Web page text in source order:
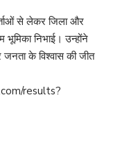
से लेकर जिला और
निभाई। उन्होंने
के विश्वास की जीत
results?